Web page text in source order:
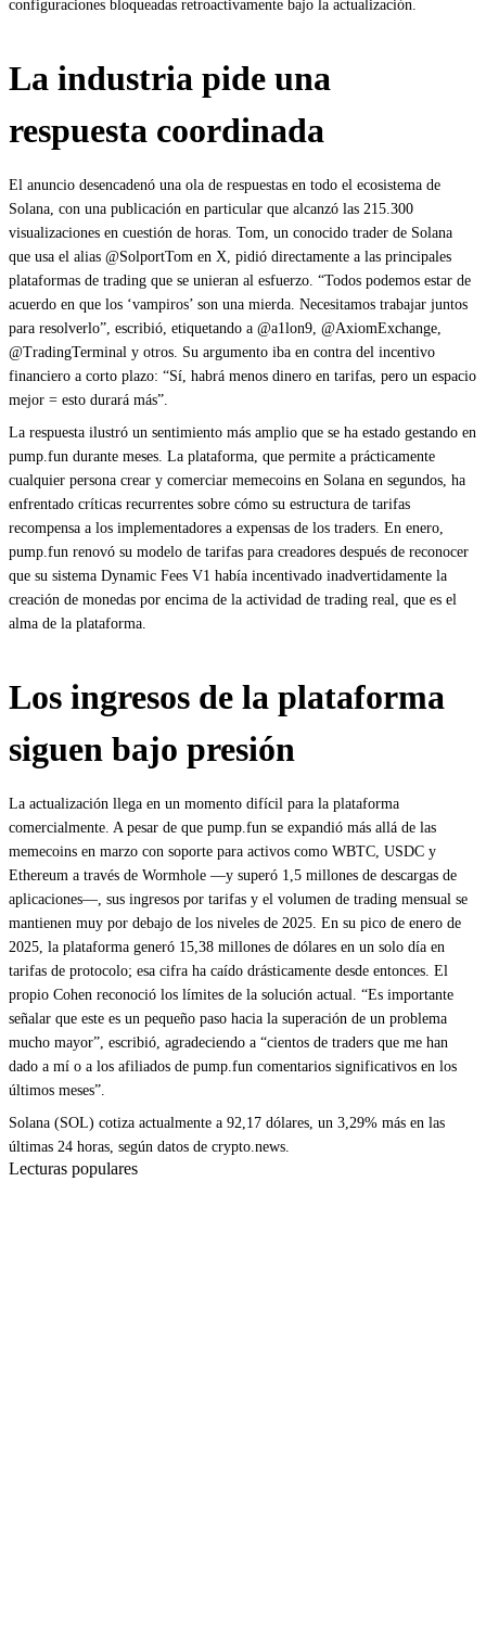
configuraciones bloqueadas retroactivamente bajo la actualización.
La industria pide una
respuesta coordinada
El anuncio desencadenó una ola de respuestas en todo el ecosistema de
Solana, con una publicación en particular que alcanzó las 215.300
visualizaciones en cuestión de horas. Tom, un conocido trader de Solana
que usa el alias @SolportTom en X, pidió directamente a las principales
plataformas de trading que se unieran al esfuerzo. “Todos podemos estar de
acuerdo en que los ‘vampiros’ son una mierda. Necesitamos trabajar juntos
para resolverlo”, escribió, etiquetando a @a1lon9, @AxiomExchange,
@TradingTerminal y otros. Su argumento iba en contra del incentivo
financiero a corto plazo: “Sí, habrá menos dinero en tarifas, pero un espacio
mejor = esto durará más”.
La respuesta ilustró un sentimiento más amplio que se ha estado gestando en
pump.fun durante meses. La plataforma, que permite a prácticamente
cualquier persona crear y comerciar memecoins en Solana en segundos, ha
enfrentado críticas recurrentes sobre cómo su estructura de tarifas
recompensa a los implementadores a expensas de los traders. En enero,
pump.fun renovó su modelo de tarifas para creadores después de reconocer
que su sistema Dynamic Fees V1 había incentivado inadvertidamente la
creación de monedas por encima de la actividad de trading real, que es el
alma de la plataforma.
Los ingresos de la plataforma
siguen bajo presión
La actualización llega en un momento difícil para la plataforma
comercialmente. A pesar de que pump.fun se expandió más allá de las
memecoins en marzo con soporte para activos como WBTC, USDC y
Ethereum a través de Wormhole —y superó 1,5 millones de descargas de
aplicaciones—, sus ingresos por tarifas y el volumen de trading mensual se
mantienen muy por debajo de los niveles de 2025. En su pico de enero de
2025, la plataforma generó 15,38 millones de dólares en un solo día en
tarifas de protocolo; esa cifra ha caído drásticamente desde entonces. El
propio Cohen reconoció los límites de la solución actual. “Es importante
señalar que este es un pequeño paso hacia la superación de un problema
mucho mayor”, escribió, agradeciendo a “cientos de traders que me han
dado a mí o a los afiliados de pump.fun comentarios significativos en los
últimos meses”.
Solana (SOL) cotiza actualmente a 92,17 dólares, un 3,29% más en las
últimas 24 horas, según datos de crypto.news.
Lecturas populares